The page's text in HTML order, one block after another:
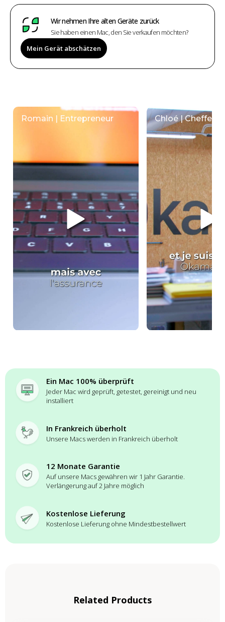
Wir nehmen Ihre alten Geräte zurück
Sie haben einen Mac, den Sie verkaufen möchten?
Mein Gerät abschätzen
Ein Mac 100% überprüft
Jeder Mac wird geprüft, getestet, gereinigt und neu
installiert
In Frankreich überholt
Unsere Macs werden in Frankreich überholt
12 Monate Garantie
Auf unsere Macs gewähren wir 1 Jahr Garantie.
Verlängerung auf 2 Jahre möglich
Kostenlose Lieferung
Kostenlose Lieferung ohne Mindestbestellwert
Related Products